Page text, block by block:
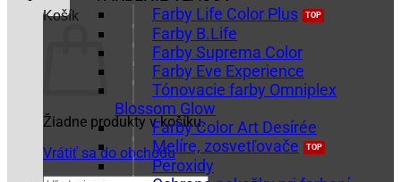
Košík
Žiadne produkty v košíku.
Vrátiť sa do obchodu
Farby Life Color Plus
Farby B.Life
Farby Suprema Color
Farby Eve Experience
Tónovacie farby Omniplex
Blossom Glow
Farby Color Art Desírée
Melíre, zosvetľovače
Peroxidy